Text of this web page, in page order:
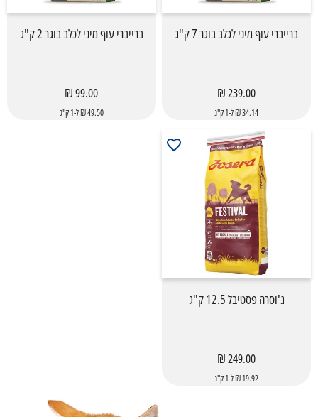
ברייברי עוף מיני לכלב בוגר 7 ק"ג
239.00 ₪
34.14 ₪ ל-1 ק"ג
ברייברי עוף מיני לכלב בוגר 2 ק"ג
99.00 ₪
49.50 ₪ ל-1 ק"ג
ג'וסרה פסטיבל 12.5 ק"ג
249.00 ₪
19.92 ₪ ל-1 ק"ג